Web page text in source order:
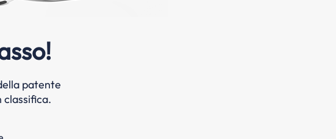
patente
classifica.